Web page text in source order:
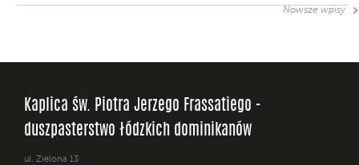
Nowsze wpisy
Kaplica św. Piotra Jerzego Frassatiego -
duszpasterstwo łódzkich dominikanów
ul. Zielona 13